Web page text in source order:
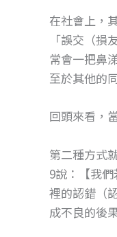
在社會上，
「誤交（
常會一把鼻
至於其他的
回頭來看，
第二種方式
9說：【我
裡的認錯（
成不良的後